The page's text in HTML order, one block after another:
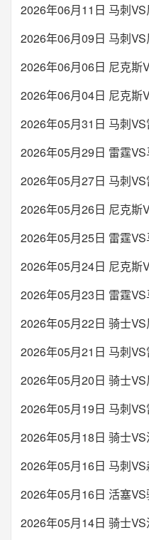
2026年05月31日 马刺VS
2026年05月29日 雷霆VS
2026年05月27日 马刺VS
2026年05月25日 雷霆VS
2026年05月23日 雷霆VS
2026年05月21日 马刺VS
2026年05月19日 马刺VS
2026年05月18日 骑士VS
2026年05月16日 活塞VS
2026年05月14日 骑士VS